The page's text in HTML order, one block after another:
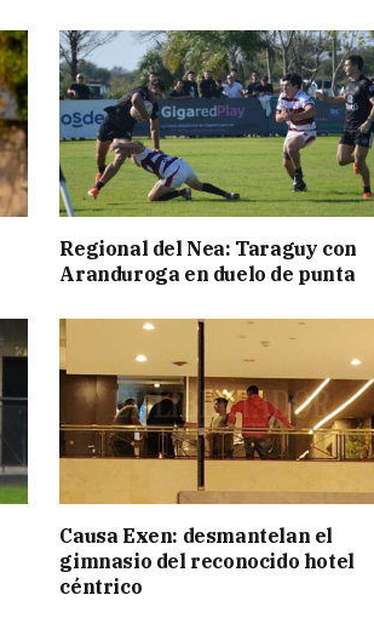
Regional del Nea: Taraguy con
Aranduroga en duelo de punta
Causa Exen: desmantelan el
gimnasio del reconocido hotel
céntrico